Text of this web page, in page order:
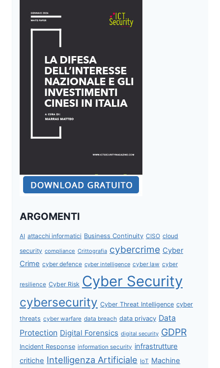
ARGOMENTI
AI attacchi informatici Business Continuity CISO cloud
security compliance Crittografia cybercrime Cyber
Crime cyber defence cyber intelligence cyber law cyber
resilience Cyber Risk Cyber Security
cybersecurity Cyber Threat Intelligence cyber
threats cyber warfare data breach data privacy Data
Protection Digital Forensics digital security GDPR
Incident Response information security infrastrutture
critiche Intelligenza Artificiale IoT Machine